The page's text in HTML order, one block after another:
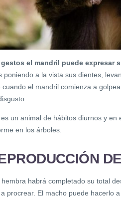
el mandril puede expresar
poniendo a la vista sus dientes,
cuando el mandril comienza a
un animal de hábitos diurnos y
en los árboles.
habrá completado su total
procrear. El macho puede hacerlo